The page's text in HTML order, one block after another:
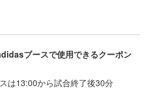
ブースで使用できるクーポン
は13:00から試合終了後30分